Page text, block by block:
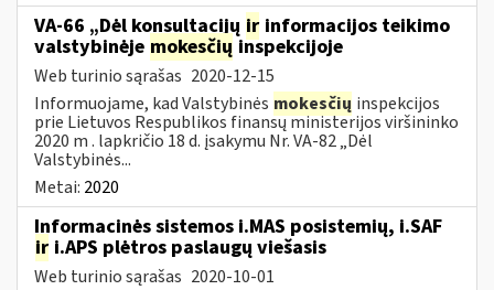
VA-66 „Dėl konsultacijų ir informacijos teikimo
valstybinėje mokesčių inspekcijoje
Web turinio sąrašas 2020-12-15
Informuojame, kad Valstybinės mokesčių inspekcijos
prie Lietuvos Respublikos finansų ministerijos viršininko
2020 m . lapkričio 18 d. įsakymu Nr. VA-82 „Dėl
Valstybinės...
Metai: 2020
Informacinės sistemos i.MAS posistemių, i.SAF
ir i.APS plėtros paslaugų viešasis
Web turinio sąrašas 2020-10-01